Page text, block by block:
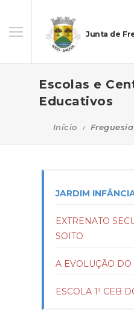
Junta de
Escolas e
Educativos
Início Freguesia
JARDIM
EXTRENATO
SOITO
A EVOLUÇÃO
ESCOLA 1ª CEB